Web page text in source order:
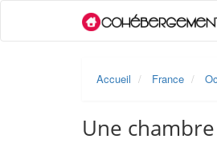
Accueil France
Une